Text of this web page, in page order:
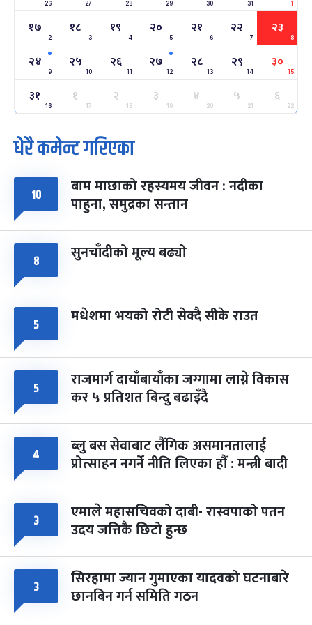
सोम फाल्गुन २४, २०८३- Mar 8, 2027
७ महिना बाँकी
२५
मंगल
ग्याल्पो ल्होसार
फाल्गुन २५, २०८३ Mar 9, 2027
७ महिना बाँकी
७
आइत
पूर्णिमा व्रत
चैत्र ७, २०८३-Mar 21, 2027
८ फागुपूर्णिमा
चैत्र ८, २०८३-Mar 22, 2027
७ महिना बाँकी
26 27 28 29 30 31 1
१७
2
१८
3
१९
4
२०
5
२१
6
२२
7
२३
8
२४
9
२५
10
२६
11
२७
12
२८
13
२९
14
३०
15
३१
16
१
17
२
18
३
19
४
20
५
21
६
22
धेरै कमेन्ट गरिएका
१० बाम माछाको रहस्यमय जीवन : नदीका
पाहुना, समुद्रका सन्तान
८ सुनचाँदीको मूल्य बढ्यो
५ मधेशमा भयको रोटी सेक्दै सीके राउत
५ राजमार्ग दायाँबायाँका जग्गामा लाग्ने विकास
कर ५ प्रतिशत बिन्दु बढाइँदै
४ ब्लु बस सेवाबाट लैंगिक असमानतालाई
प्रोत्साहन नगर्ने नीति लिएका हौं : मन्त्री बादी
३ एमाले महासचिवको दाबी- रास्वपाको पतन
उदय जत्तिकै छिटो हुन्छ
३ सिरहामा ज्यान गुमाएका यादवको घटनाबारे
छानबिन गर्न समिति गठन